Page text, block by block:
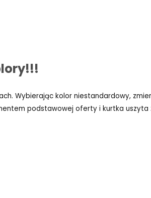
Wybierając kolor niestandardowy,
podstawowej oferty i kurtka